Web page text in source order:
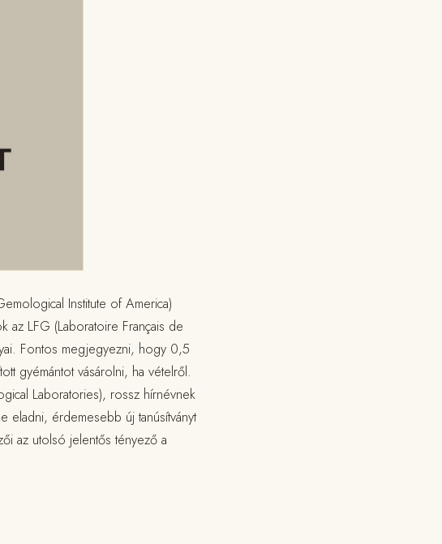
Institute of America)
az LFG (Laboratoire Français de
Fontos megjegyezni, hogy 0,5
gyémántot vásárolni, ha vételről.
Laboratories), rossz hírnévnek
eladni, érdemesebb új tanúsítványt
az utolsó jelentős tényező a